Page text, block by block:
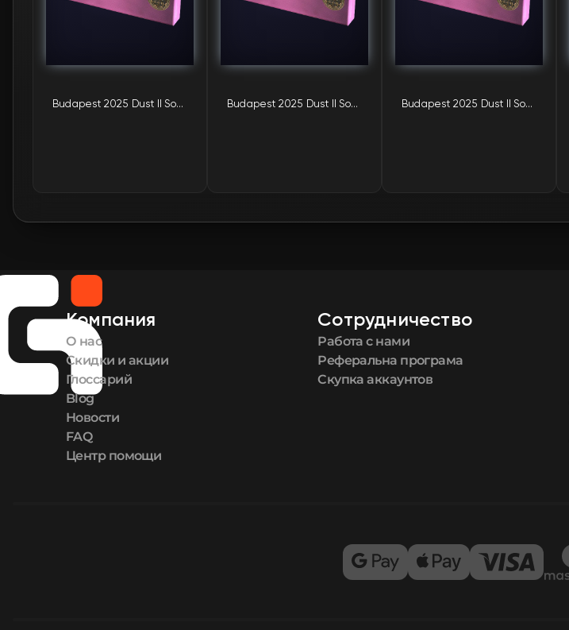
Budapest 2025 Dust II Souvenir Highlight Package Budapest 2025 Dust II Souvenir Highlight Package Budapest 2025 Dust II Souvenir Highlight Package
Компания
О нас
Скидки и акции
Глоссарий
Blog
Новости
FAQ
Центр помощи
Сотрудничество
Работа с нами
Реферальна програма
Скупка аккаунтов